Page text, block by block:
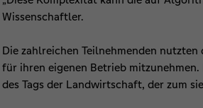
Wissenschaftler.
Die zahlreichen Teilnehmenden
für ihren eigenen Betrieb
des Tags der Landwirtschaft, der zum